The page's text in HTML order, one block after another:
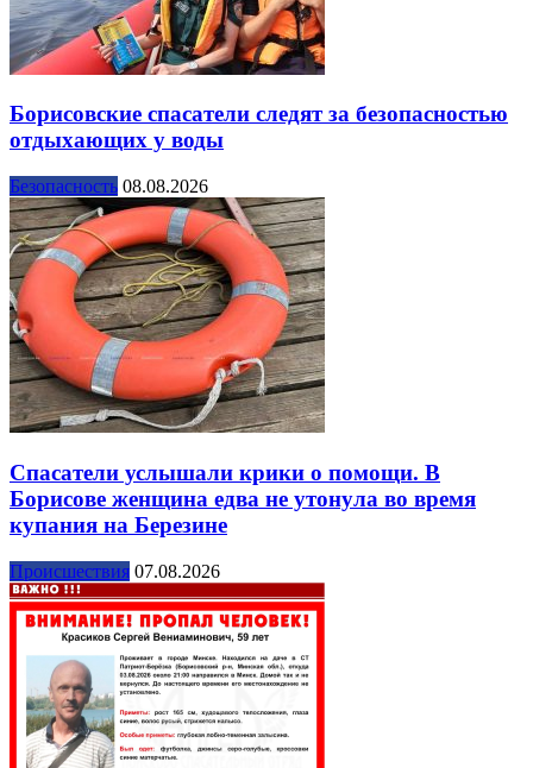
Борисовские спасатели следят за безопасностью
отдыхающих у воды
Безопасность 08.08.2026
Спасатели услышали крики о помощи. В
Борисове женщина едва не утонула во время
купания на Березине
Происшествия 07.08.2026